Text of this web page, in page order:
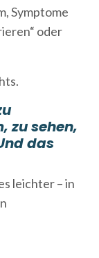
Symptome
oder
zu sehen,
das
leichter –in